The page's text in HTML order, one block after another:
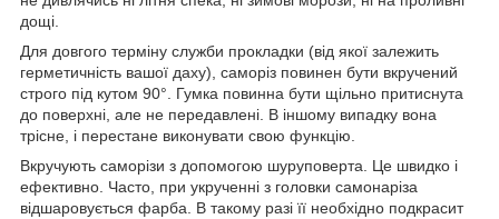
дощі.
Для довгого терміну служби прокладки (від якої залежить
герметичність вашої даху), саморіз повинен бути вкручений
строго під кутом 90°. Гумка повинна бути щільно притиснута
до поверхні, але не передавлені. В іншому випадку вона
трісне, і перестане виконувати свою функцію.
Вкручують саморізи з допомогою шуруповерта. Це швидко і
ефективно. Часто, при укрученні з головки самонаріза
відшаровується фарба. В такому разі її необхідно подкрасит